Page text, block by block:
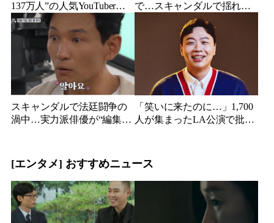
137万人”の人気YouTuberだ
った…同日投稿で明らかに
なった2人の関係
で…スキャンダルで揺れた
人気俳優、ベトナム女性歌
手との親密動画が公開
スキャンダルで法廷闘争の
渦中…実力派俳優が“編集な
「笑いに来たのに…」1,700
人が集まったLA公演で批判
[エンタメ] おすすめニュース